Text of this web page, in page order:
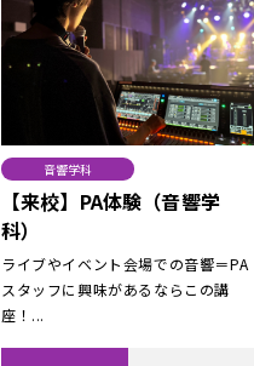
音響学科
【来校】PA体験（音響学
科）
ライブやイベント会場での音響＝PA
スタッフに興味があるならこの講
座！...